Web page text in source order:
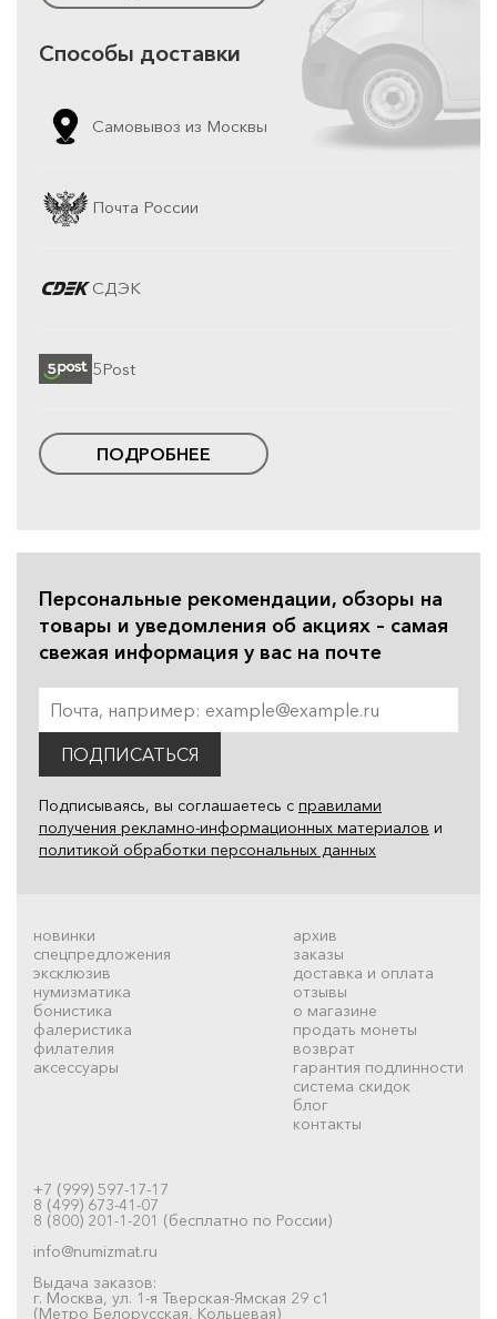
Способы доставки
Самовывоз из Москвы
Почта России
СДЭК
5Post
ПОДРОБНЕЕ
Персональные рекомендации, обзоры на
товары и уведомления об акциях – самая
свежая информация у вас на почте
ПОДПИСАТЬСЯ
Подписываясь, вы соглашаетесь с правилами
получения рекламно-информационных материалов и
политикой обработки персональных данных
новинки
спецпредложения
эксклюзив
нумизматика
бонистика
фалеристика
филателия
аксессуары
архив
заказы
доставка и оплата
отзывы
о магазине
продать монеты
возврат
гарантия подлинности
система скидок
блог
контакты
+7 (999) 597-17-17
8 (499) 673-41-07
8 (800) 201-1-201 (бесплатно по России)
info@numizmat.ru
Выдача заказов:
г. Москва, ул. 1-я Тверская-Ямская 29 с1
(Метро Белорусская, Кольцевая)